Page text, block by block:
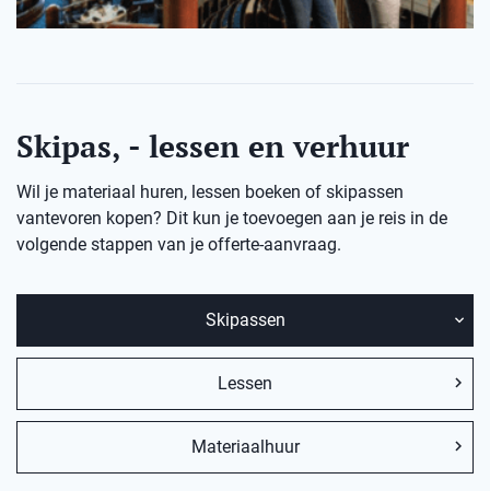
Skipas, - lessen en verhuur
Wil je materiaal huren, lessen boeken of skipassen
vantevoren kopen? Dit kun je toevoegen aan je reis in de
volgende stappen van je offerte-aanvraag.
Skipassen
Lessen
Materiaalhuur